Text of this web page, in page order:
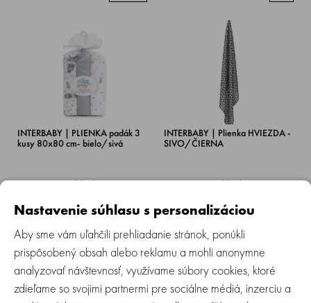
INTERBABY | PLIENKA padák 3
kusy 80x80 cm- bielo/sivá
Skladom
9.55 €
INTERBABY | Plienka HVIEZDA -
SIVO/ČIERNA
Skladom
11.90 €
Nastavenie súhlasu s personalizáciou
Aby sme vám uľahčili prehliadanie stránok, ponúkli
prispôsobený obsah alebo reklamu a mohli anonymne
analyzovať návštevnosť, využívame súbory cookies, ktoré
zdieľame so svojimi partnermi pre sociálne médiá, inzerciu a